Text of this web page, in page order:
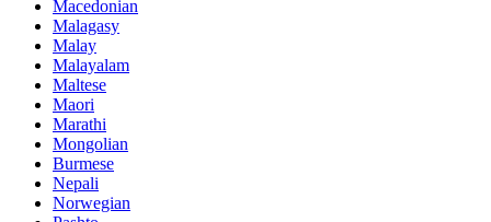
Macedonian
Malagasy
Malay
Malayalam
Maltese
Maori
Marathi
Mongolian
Burmese
Nepali
Norwegian